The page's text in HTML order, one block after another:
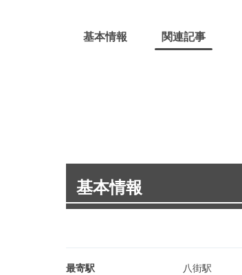
基本情報 関連記事
基本情報
最寄駅 八街駅